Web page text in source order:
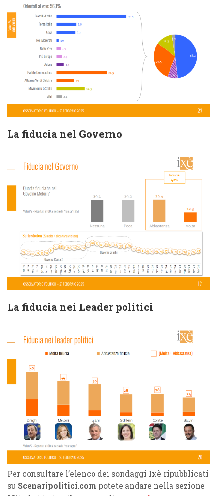
La fiducia nel Governo
La fiducia nei Leader politici
Per consultare l’elenco dei sondaggi Ixè ripubblicati
su Scenaripolitici.com potete andare nella sezione